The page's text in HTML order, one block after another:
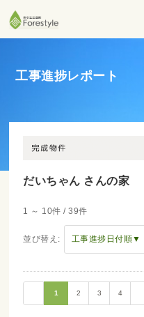
工事進捗レポート
だいちゃん さんの家
1 ～ 10件 / 39件
並び替え: 工事進捗日付順▼
1 2 3 4